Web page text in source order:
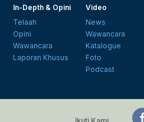
In-Depth & Opini
Telaah
Opini
Wawancara
Laporan Khusus
Video
News
Wawancara
Katalogue
Foto
Podcast